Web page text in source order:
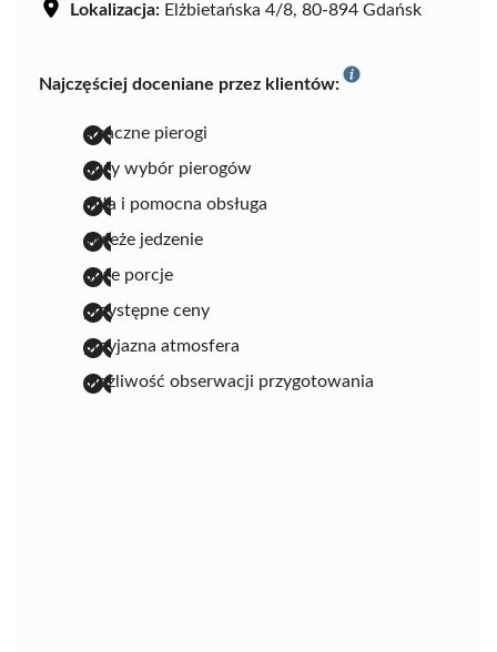
Lokalizacja: Elżbietańska 4/8, 80-894 Gdańsk
Najczęściej doceniane przez klientów:
smaczne pierogi
duży wybór pierogów
miła i pomocna obsługa
świeże jedzenie
duże porcje
przystępne ceny
przyjazna atmosfera
możliwość obserwacji przygotowania